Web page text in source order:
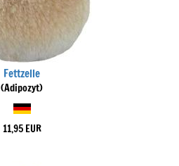
Fettzelle
(Adipozyt)
11,95 EUR